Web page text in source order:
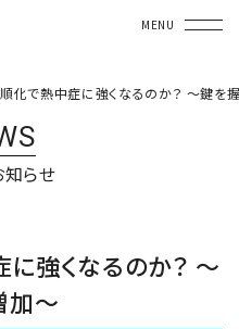
base 24
化で熱中症に強くなるのか？ ～鍵を
らせ
強くなるのか？ ～
加～